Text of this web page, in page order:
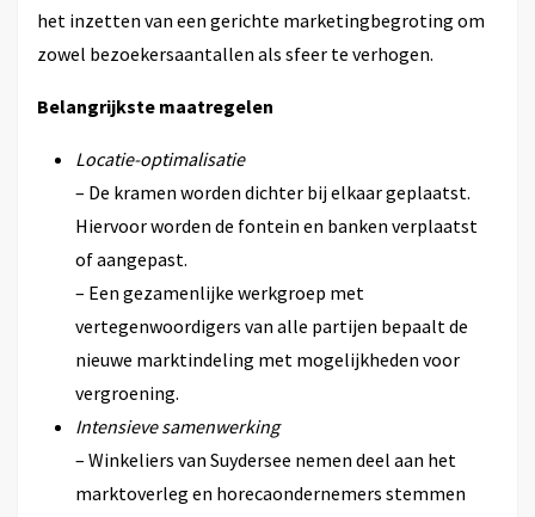
het inzetten van een gerichte marketingbegroting om
zowel bezoekersaantallen als sfeer te verhogen.
Belangrijkste maatregelen
Locatie-optimalisatie
– De kramen worden dichter bij elkaar geplaatst.
Hiervoor worden de fontein en banken verplaatst
of aangepast.
– Een gezamenlijke werkgroep met
vertegenwoordigers van alle partijen bepaalt de
nieuwe marktindeling met mogelijkheden voor
vergroening.
Intensieve samenwerking
– Winkeliers van Suydersee nemen deel aan het
marktoverleg en horecaondernemers stemmen